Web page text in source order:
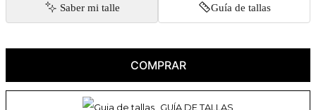
Saber mi talle Guía de tallas
COMPRAR
GUÍA DE TALLAS